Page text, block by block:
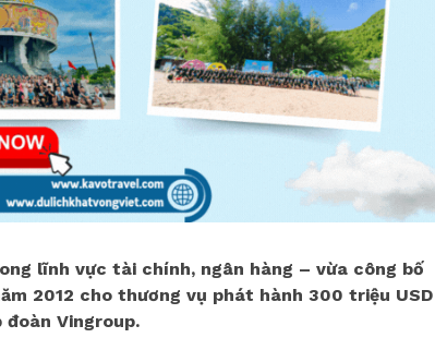
lĩnh vực tài chính, ngân hàng – vừa công bố
2012 cho thương vụ phát hành 300 triệu USD
Vingroup.